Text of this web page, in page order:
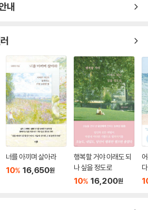
한 형용사라는 사실을 다시 알게 되었다. 그 부드
로 변화시킨다는 것을. 재료는 어떤 결과물을 위
다 어떤 결과물도 향하지 않는 물질이다. 그러다
, 형상인 채로 다시 재료가 되는 물질이다. 종이라
위에 잠시 고정된 배치를 갖게 된 이 책의 언어들처
가 될 것이며, 이미 재료이기도 하다.” - 「나가며」
내
너를 아끼며 살아라
10% 16,650원
행복할 거야 이래도 되
나 싶을 정도로
10% 16,200원
다